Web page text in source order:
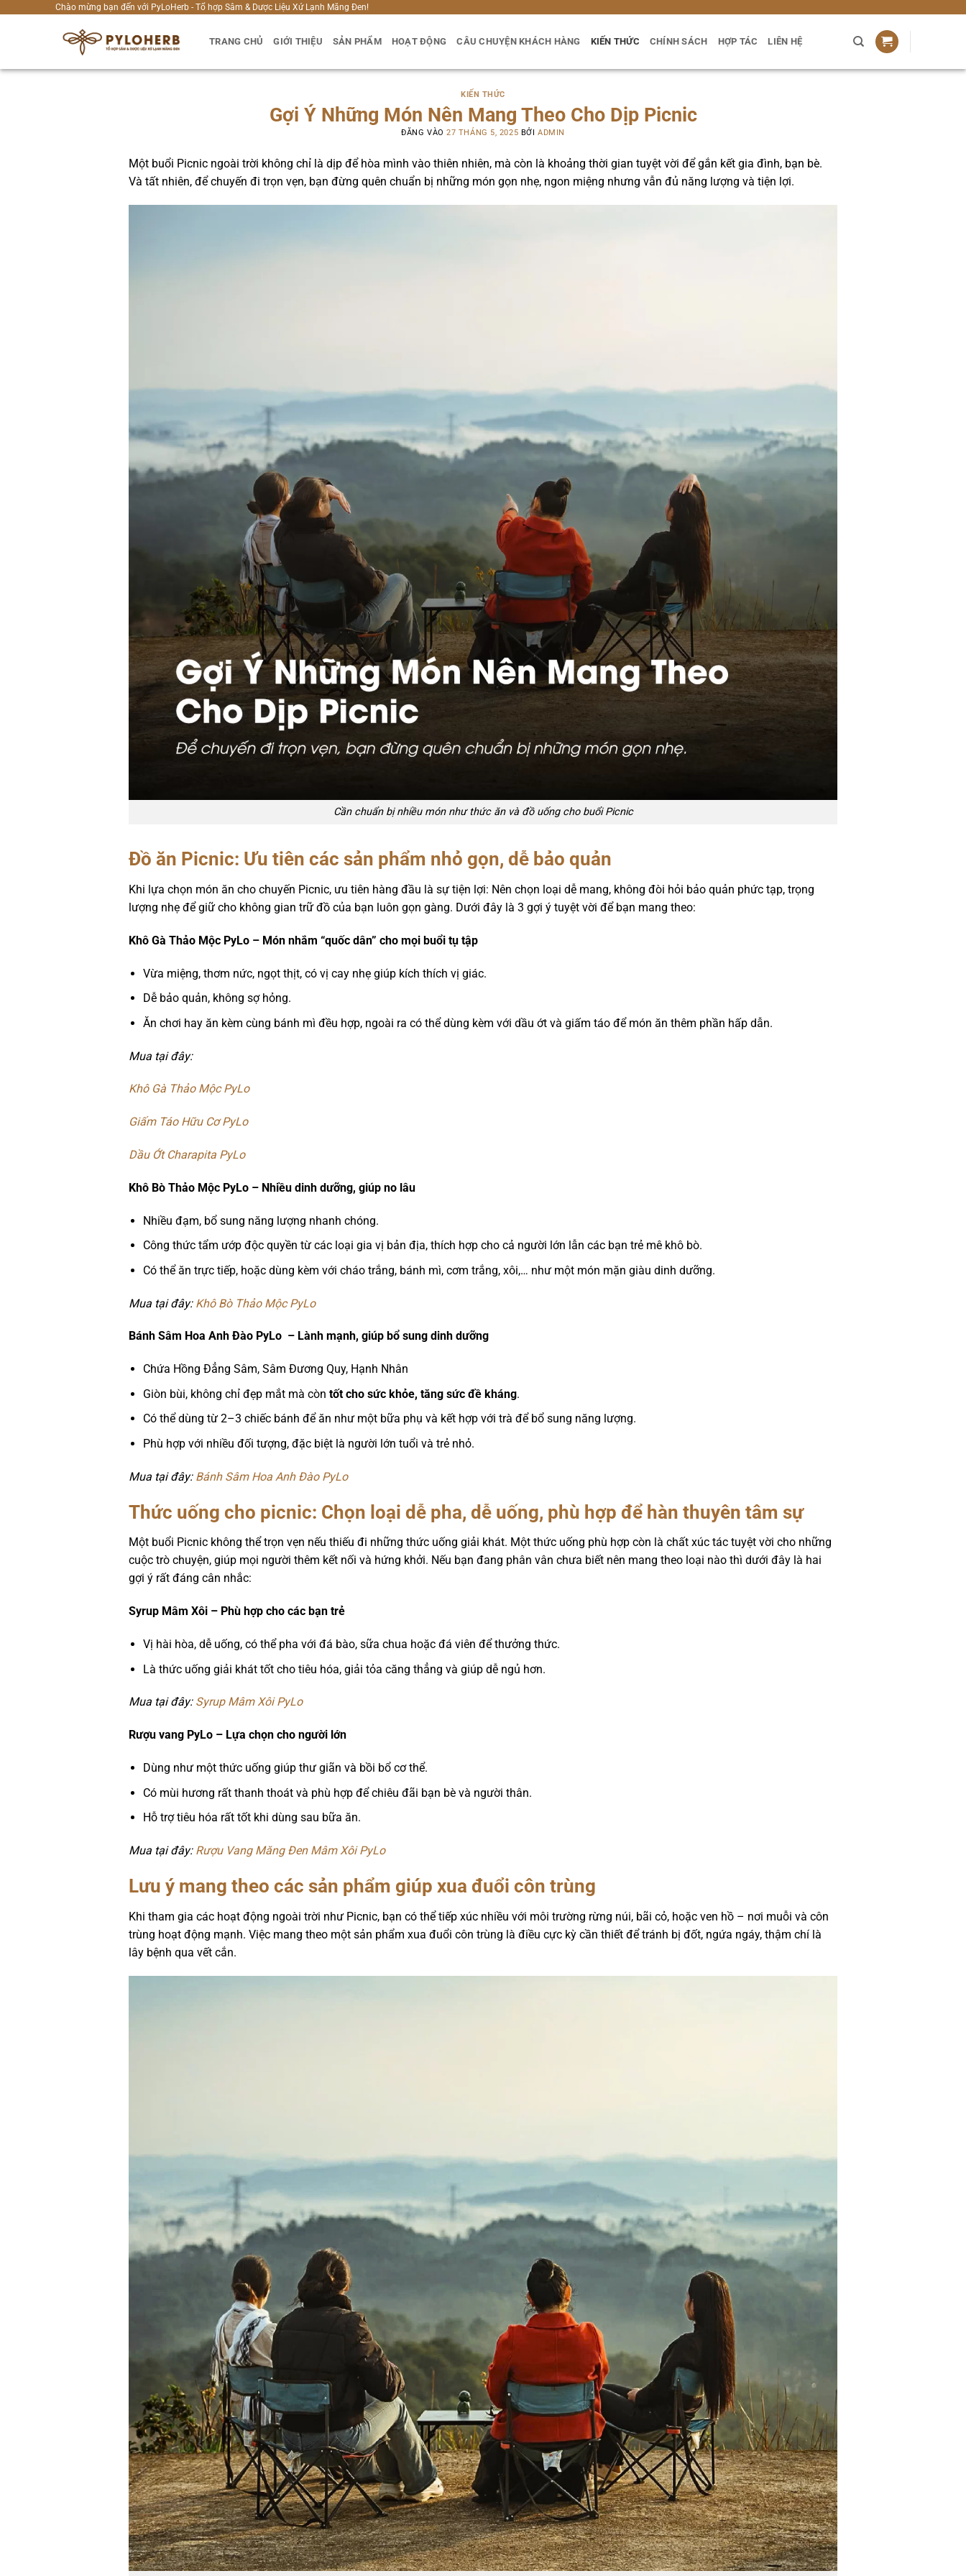
Chào mừng bạn đến với PyLoHerb - Tổ hợp Sâm & Dược Liệu Xứ Lạnh Măng Đen!
TRANG CHỦ GIỚI THIỆU SẢN PHẨM HOẠT ĐỘNG CÂU CHUYỆN KHÁCH HÀNG KIẾN THỨC CHÍNH SÁCH HỢP TÁC LIÊN HỆ
KIẾN THỨC
Gợi Ý Những Món Nên Mang Theo Cho Dịp Picnic
ĐĂNG VÀO27 THÁNG 5, 2025 BỞI ADMIN
Một buổi Picnic ngoài trời không chỉ là dịp để hòa mình vào thiên nhiên, mà còn là khoảng thời gian tuyệt vời để gắn kết gia đình, bạn bè.
Và tất nhiên, để chuyến đi trọn vẹn, bạn đừng quên chuẩn bị những món gọn nhẹ, ngon miệng nhưng vẫn đủ năng lượng và tiện lợi.
Cần chuẩn bị nhiều món như thức ăn và đồ uống cho buổi Picnic
Đồ ăn Picnic: Ưu tiên các sản phẩm nhỏ gọn, dễ bảo quản
Khi lựa chọn món ăn cho chuyến Picnic, ưu tiên hàng đầu là sự tiện lợi: Nên chọn loại dễ mang, không đòi hỏi bảo quản phức tạp, trọng
lượng nhẹ để giữ cho không gian trữ đồ của bạn luôn gọn gàng. Dưới đây là 3 gợi ý tuyệt vời để bạn mang theo:
Khô Gà Thảo Mộc PyLo – Món nhắm “quốc dân” cho mọi buổi tụ tập
Vừa miệng, thơm nức, ngọt thịt, có vị cay nhẹ giúp kích thích vị giác.
Dễ bảo quản, không sợ hỏng.
Ăn chơi hay ăn kèm cùng bánh mì đều hợp, ngoài ra có thể dùng kèm với dầu ớt và giấm táo để món ăn thêm phần hấp dẫn.
Mua tại đây:
Khô Gà Thảo Mộc PyLo
Giấm Táo Hữu Cơ PyLo
Dầu Ớt Charapita PyLo
Khô Bò Thảo Mộc PyLo – Nhiều dinh dưỡng, giúp no lâu
Nhiều đạm, bổ sung năng lượng nhanh chóng.
Công thức tẩm ướp độc quyền từ các loại gia vị bản địa, thích hợp cho cả người lớn lẫn các bạn trẻ mê khô bò.
Có thể ăn trực tiếp, hoặc dùng kèm với cháo trắng, bánh mì, cơm trắng, xôi,… như một món mặn giàu dinh dưỡng.
Mua tại đây: Khô Bò Thảo Mộc PyLo
Bánh Sâm Hoa Anh Đào PyLo – Lành mạnh, giúp bổ sung dinh dưỡng
Chứa Hồng Đẳng Sâm, Sâm Đương Quy, Hạnh Nhân
Giòn bùi, không chỉ đẹp mắt mà còntốt cho sức khỏe, tăng sức đề kháng.
Có thể dùng từ 2–3 chiếc bánh để ăn như một bữa phụ và kết hợp với trà để bổ sung năng lượng.
Phù hợp với nhiều đối tượng, đặc biệt là người lớn tuổi và trẻ nhỏ.
Mua tại đây: Bánh Sâm Hoa Anh Đào PyLo
Thức uống cho picnic: Chọn loại dễ pha, dễ uống, phù hợp để hàn thuyên tâm sự
Một buổi Picnic không thể trọn vẹn nếu thiếu đi những thức uống giải khát. Một thức uống phù hợp còn là chất xúc tác tuyệt vời cho những
cuộc trò chuyện, giúp mọi người thêm kết nối và hứng khởi. Nếu bạn đang phân vân chưa biết nên mang theo loại nào thì dưới đây là hai
gợi ý rất đáng cân nhắc:
Syrup Mâm Xôi – Phù hợp cho các bạn trẻ
Vị hài hòa, dễ uống, có thể pha với đá bào, sữa chua hoặc đá viên để thưởng thức.
Là thức uống giải khát tốt cho tiêu hóa, giải tỏa căng thẳng và giúp dễ ngủ hơn.
Mua tại đây: Syrup Mâm Xôi PyLo
Rượu vang PyLo – Lựa chọn cho người lớn
Dùng như một thức uống giúp thư giãn và bồi bổ cơ thể.
Có mùi hương rất thanh thoát và phù hợp để chiêu đãi bạn bè và người thân.
Hỗ trợ tiêu hóa rất tốt khi dùng sau bữa ăn.
Mua tại đây: Rượu Vang Măng Đen Mâm Xôi PyLo
Lưu ý mang theo các sản phẩm giúp xua đuổi côn trùng
Khi tham gia các hoạt động ngoài trời như Picnic, bạn có thể tiếp xúc nhiều với môi trường rừng núi, bãi cỏ, hoặc ven hồ – nơi muỗi và côn
trùng hoạt động mạnh. Việc mang theo một sản phẩm xua đuổi côn trùng là điều cực kỳ cần thiết để tránh bị đốt, ngứa ngáy, thậm chí là
lây bệnh qua vết cắn.